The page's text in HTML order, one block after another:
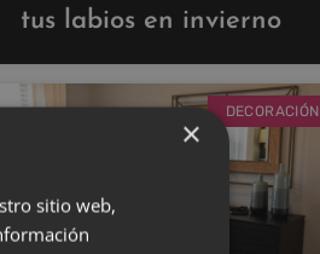
tus labios en invierno
DECORACIÓN
×
sitio web,